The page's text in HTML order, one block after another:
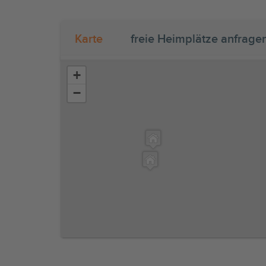
Karte freie Heimplätze
+
−